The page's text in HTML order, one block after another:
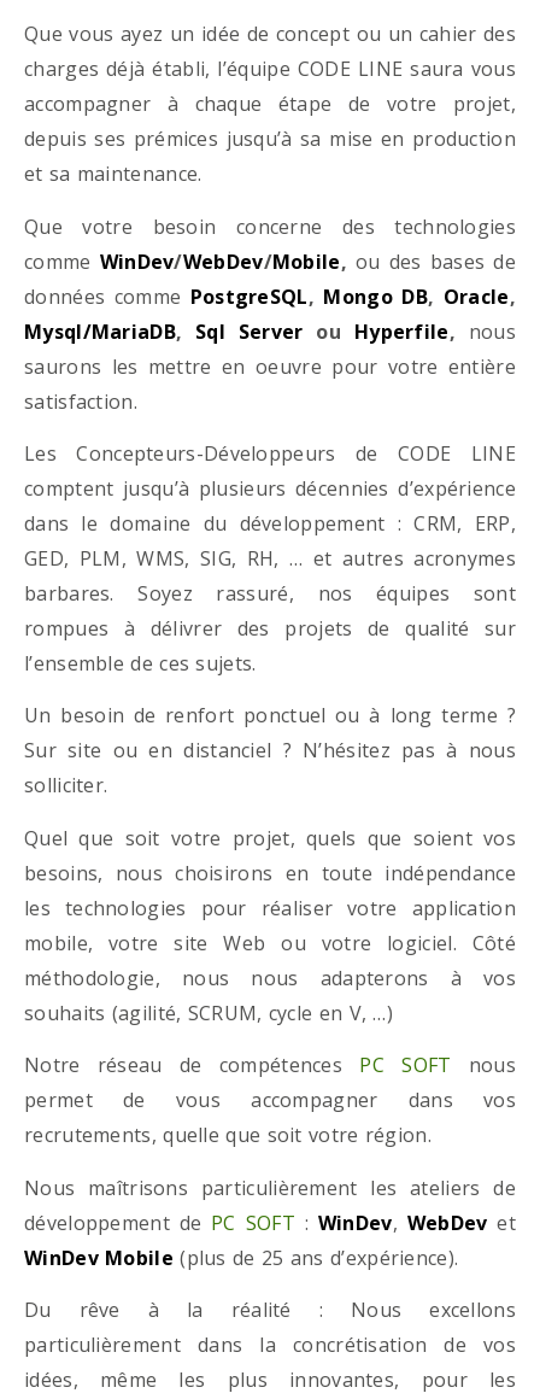
Que vous ayez un idée de concept ou un cahier des
charges déjà établi, l’équipe CODE LINE saura vous
accompagner à chaque étape de votre projet,
depuis ses prémices jusqu’à sa mise en production
et sa maintenance.
Que votre besoin concerne des technologies
comme WinDev/WebDev/Mobile, ou des bases de
données comme PostgreSQL, Mongo DB, Oracle,
Mysql/MariaDB, Sql Server ou Hyperfile, nous
saurons les mettre en oeuvre pour votre entière
satisfaction.
Les Concepteurs-Développeurs de CODE LINE
comptent jusqu’à plusieurs décennies d’expérience
dans le domaine du développement : CRM, ERP,
GED, PLM, WMS, SIG, RH, … et autres acronymes
barbares. Soyez rassuré, nos équipes sont
rompues à délivrer des projets de qualité sur
l’ensemble de ces sujets.
Un besoin de renfort ponctuel ou à long terme ?
Sur site ou en distanciel ? N’hésitez pas à nous
solliciter.
Quel que soit votre projet, quels que soient vos
besoins, nous choisirons en toute indépendance
les technologies pour réaliser votre application
mobile, votre site Web ou votre logiciel. Côté
méthodologie, nous nous adapterons à vos
souhaits (agilité, SCRUM, cycle en V, …)
Notre réseau de compétences PC SOFT nous
permet de vous accompagner dans vos
recrutements, quelle que soit votre région.
Nous maîtrisons particulièrement les ateliers de
développement de PC SOFT : WinDev, WebDev et
WinDev Mobile (plus de 25 ans d’expérience).
Du rêve à la réalité : Nous excellons
particulièrement dans la concrétisation de vos
idées, même les plus innovantes, pour les